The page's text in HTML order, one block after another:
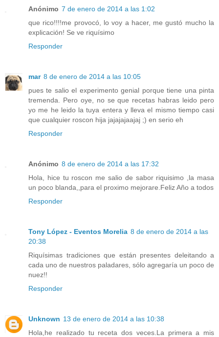
Anónimo 7 de enero de 2014 a las 1:02
que rico!!!!me provocó, lo voy a hacer, me gustó mucho la
explicación! Se ve riquísimo
Responder
mar 8 de enero de 2014 a las 10:05
pues te salio el experimento genial porque tiene una pinta
tremenda. Pero oye, no se que recetas habras leido pero
yo me he leido la tuya entera y lleva el mismo tiempo casi
que cualquier roscon hija jajajajaajaj ;) en serio eh
Responder
Anónimo 8 de enero de 2014 a las 17:32
Hola, hice tu roscon me salio de sabor riquisimo ,la masa
un poco blanda,,para el proximo mejorare.Feliz Año a todos
Responder
Tony López - Eventos Morelia 8 de enero de 2014 a las
20:38
Riquísimas tradiciones que están presentes deleitando a
cada uno de nuestros paladares, sólo agregaría un poco de
nuez!!
Responder
Unknown 13 de enero de 2014 a las 10:38
Hola,he realizado tu receta dos veces.La primera a mis